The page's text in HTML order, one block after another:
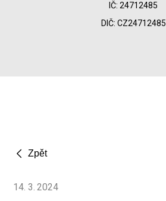
IČ: 24712485
DIČ: CZ24712485
Zpět
14. 3. 2024